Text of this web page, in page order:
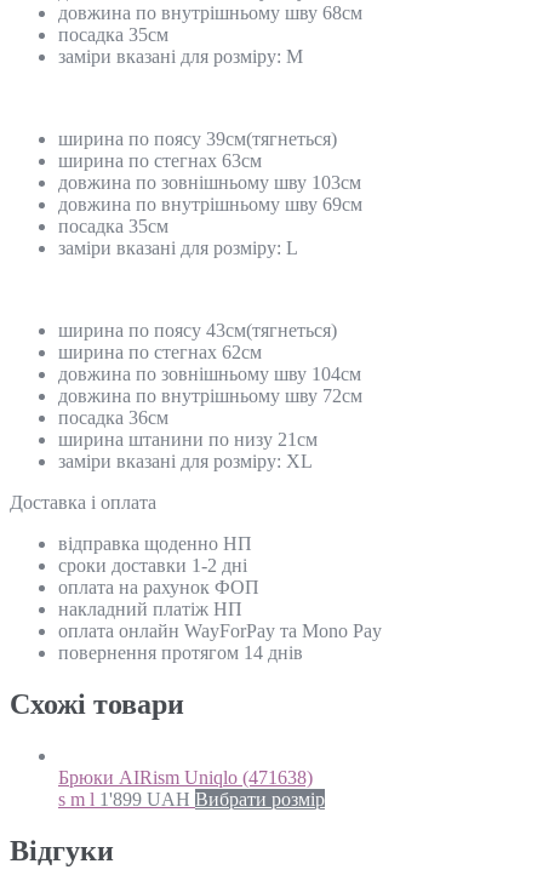
довжина по внутрішньому шву 68см
посадка 35см
заміри вказані для розміру: М
ширина по поясу 39см(тягнеться)
ширина по стегнах 63см
довжина по зовнішньому шву 103см
довжина по внутрішньому шву 69см
посадка 35см
заміри вказані для розміру: L
ширина по поясу 43см(тягнеться)
ширина по стегнах 62см
довжина по зовнішньому шву 104см
довжина по внутрішньому шву 72см
посадка 36см
ширина штанини по низу 21см
заміри вказані для розміру: ХL
Доставка і оплата
відправка щоденно НП
сроки доставки 1-2 дні
оплата на рахунок ФОП
накладний платіж НП
оплата онлайн WayForPay та Mono Pay
повернення протягом 14 днів
Схожi товари
Брюки AIRism Uniqlo (471638)
s m l 1'899 UAH Вибрати розмір
Відгуки